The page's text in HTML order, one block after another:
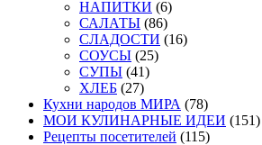
НАПИТКИ (6)
САЛАТЫ (86)
СЛАДОСТИ (16)
СОУСЫ (25)
СУПЫ (41)
ХЛЕБ (27)
Кухни народов МИРА (78)
МОИ КУЛИНАРНЫЕ ИДЕИ (151)
Рецепты посетителей (115)